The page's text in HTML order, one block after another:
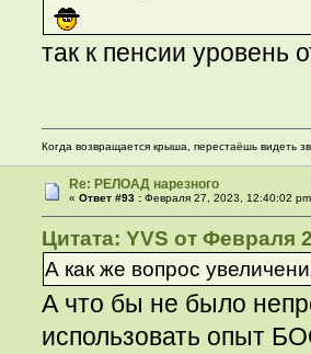
так к пенсии уровень
Когда возвращается крыша, перестаёшь видеть
Re: РЕЛОАД нарезного
«Ответ #93 : Февраля 27, 2023, 12:40:02
Цитата: YVS от Февраля
А как же вопрос
А что бы не было
использовать опыт